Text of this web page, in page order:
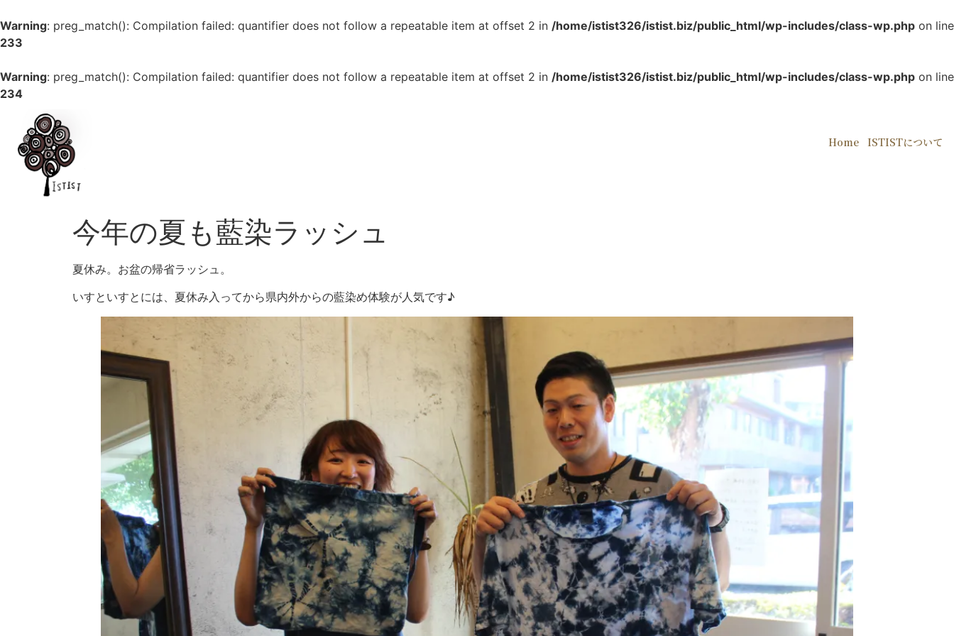
Warning: preg_match(): Compilation failed: quantifier does not follow a repeatable item at offset 2 in /home/istist326/istist.biz/public_html/wp-includes/class-wp.php on line
233
Warning: preg_match(): Compilation failed: quantifier does not follow a repeatable item at offset 2 in /home/istist326/istist.biz/public_html/wp-includes/class-wp.php on line
234
Home ISTISTについて
今年の夏も藍染ラッシュ
夏休み。お盆の帰省ラッシュ。
いすといすとには、夏休み入ってから県内外からの藍染め体験が人気です♪